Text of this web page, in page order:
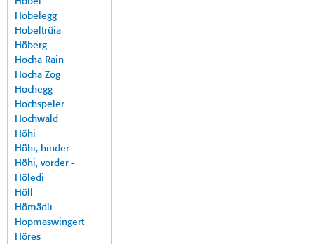
Hobelegg
Hobeltrüia
Höberg
Hocha Rain
Hocha Zog
Hochegg
Hochspeler
Hochwald
Höhi
Höhi, hinder -
Höhi, vorder -
Höledi
Höll
Hömädli
Hopmaswingert
Höres